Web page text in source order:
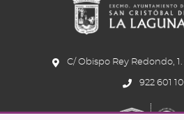
C/ Obispo Rey Redondo,
922 601